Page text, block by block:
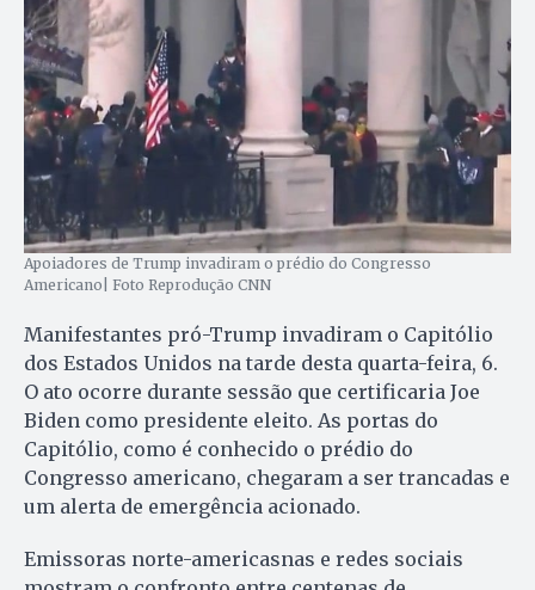
Apoiadores de Trump invadiram o prédio do Congresso
Americano| Foto Reprodução CNN
Manifestantes pró-Trump invadiram o Capitólio
dos Estados Unidos na tarde desta quarta-feira, 6.
O ato ocorre durante sessão que certificaria Joe
Biden como presidente eleito. As portas do
Capitólio, como é conhecido o prédio do
Congresso americano, chegaram a ser trancadas e
um alerta de emergência acionado.
Emissoras norte-americasnas e redes sociais